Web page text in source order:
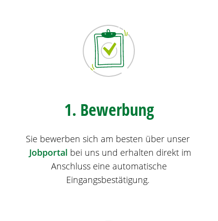
1. Bewerbung
Sie bewerben sich am besten über unser
Jobportal bei uns und erhalten direkt im
Anschluss eine automatische
Eingangsbestätigung.